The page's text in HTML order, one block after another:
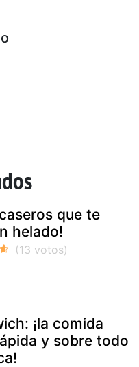
que te
helado!
¡la comida
y sobre todo